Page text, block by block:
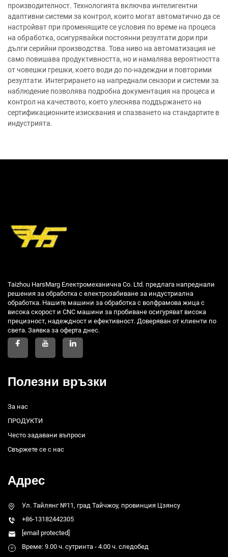
производителност. Технологията включва интелигентни
адаптивни системи за контрол, които могат автоматично да се
настройват при променящите се условия по време на процеса
на обработка, осигурявайки постоянни резултати дори при
дълги серийни производства. Това ниво на автоматизация не
само повишава продуктивността, но и намалява вероятността
от човешки грешки, което води до по-надеждни и повторими
резултати. Интегрирането на напреднали сензори и системи за
наблюдение позволява подробна документация на процеса и
контрол на качеството, което улеснява поддържането на
сертификационните изисквания и спазването на стандартите в
индустрията.
Taizhou HarsMarg Електромеханична Co. Ltd. предлага напреднали
решения за обработка с електрозабиване за индустриална
обработка. Нашите машини за обработка с волфрамова жица с
висока скорост и CNC машини за пробиване осигуряват висока
прецизност, надеждност и ефективност. Доверяван от клиенти по
света. Заявка за оферта днес.
Полезни връзки
За нас
ПРОДУКТИ
Често задавани въпроси
Свържете се с нас
Адрес
Ул. Тайлянг №11, град Тайчжоу, провинция Цзянсу
+86-13182442305
[email protected]
Време: 9.00 ч. сутринта - 4.00 ч. следобед